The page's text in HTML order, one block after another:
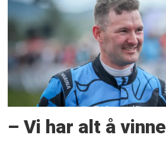
– Vi har alt å vinne